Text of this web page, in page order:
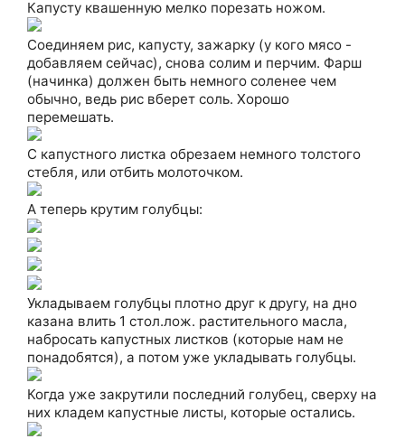
Капусту квашенную мелко порезать ножом.
Соединяем рис, капусту, зажарку (у кого мясо -
добавляем сейчас), снова солим и перчим. Фарш
(начинка) должен быть немного соленее чем
обычно, ведь рис вберет соль. Хорошо
перемешать.
С капустного листка обрезаем немного толстого
стебля, или отбить молоточком.
А теперь крутим голубцы:
Укладываем голубцы плотно друг к другу, на дно
казана влить 1 стол.лож. растительного масла,
набросать капустных листков (которые нам не
понадобятся), а потом уже укладывать голубцы.
Когда уже закрутили последний голубец, сверху на
них кладем капустные листы, которые остались.